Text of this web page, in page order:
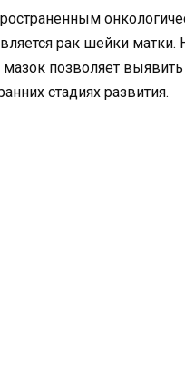
рак шейки матки.
мазок позволяет
стадиях развития.